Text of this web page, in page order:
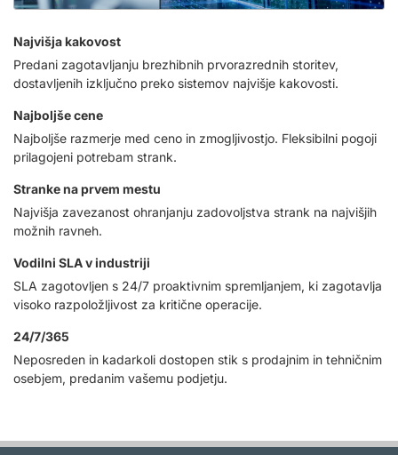
Najvišja kakovost
Predani zagotavljanju brezhibnih prvorazrednih storitev,
dostavljenih izključno preko sistemov najvišje kakovosti.
Najboljše cene
Najboljše razmerje med ceno in zmogljivostjo. Fleksibilni pogoji
prilagojeni potrebam strank.
Stranke na prvem mestu
Najvišja zavezanost ohranjanju zadovoljstva strank na najvišjih
možnih ravneh.
Vodilni SLA v industriji
SLA zagotovljen s 24/7 proaktivnim spremljanjem, ki zagotavlja
visoko razpoložljivost za kritične operacije.
24/7/365
Neposreden in kadarkoli dostopen stik s prodajnim in tehničnim
osebjem, predanim vašemu podjetju.